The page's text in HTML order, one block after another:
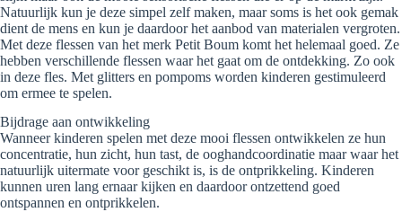
Natuurlijk kun je deze simpel zelf maken, maar soms is het ook gemak
dient de mens en kun je daardoor het aanbod van materialen vergroten.
Met deze flessen van het merk Petit Boum komt het helemaal goed. Ze
hebben verschillende flessen waar het gaat om de ontdekking. Zo ook
in deze fles. Met glitters en pompoms worden kinderen gestimuleerd
om ermee te spelen.
Bijdrage aan ontwikkeling
Wanneer kinderen spelen met deze mooi flessen ontwikkelen ze hun
concentratie, hun zicht, hun tast, de ooghandcoordinatie maar waar het
natuurlijk uitermate voor geschikt is, is de ontprikkeling. Kinderen
kunnen uren lang ernaar kijken en daardoor ontzettend goed
ontspannen en ontprikkelen.